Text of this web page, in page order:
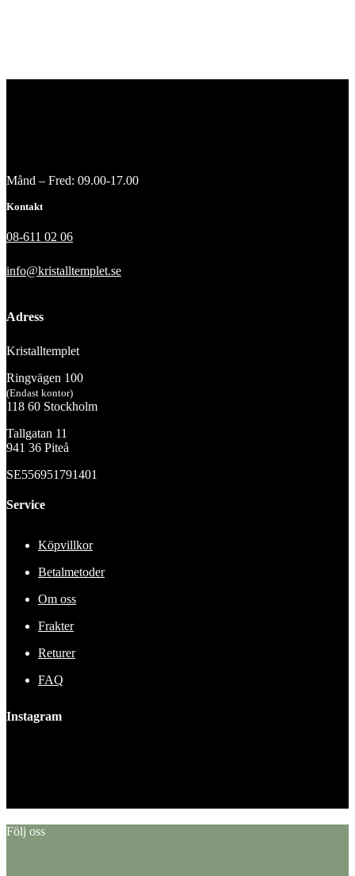
Månd – Fred: 09.00-17.00
Kontakt
08-611 02 06
info@kristalltemplet.se
Adress
Kristalltemplet
Ringvägen 100
(Endast kontor)
118 60 Stockholm
Tallgatan 11
941 36 Piteå
SE556951791401
Service
Köpvillkor
Betalmetoder
Om oss
Frakter
Returer
FAQ
Instagram
Följ oss